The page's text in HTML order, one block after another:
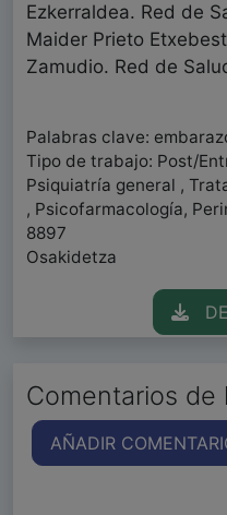
Ezkerraldea. Red de
Maider Prieto
Zamudio. Red de
Palabras clave:
Tipo de trabajo: Post/
Psiquiatría general ,
, Psicofarmacología,
8897
Osakidetza
Comentarios de
AÑADIR